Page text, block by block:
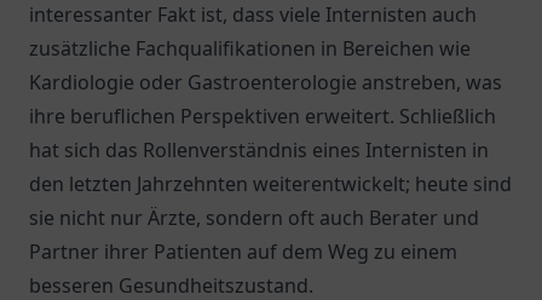
interessanter Fakt ist, dass viele Internisten auch
zusätzliche Fachqualifikationen in Bereichen wie
Kardiologie oder Gastroenterologie anstreben, was
ihre beruflichen Perspektiven erweitert. Schließlich
hat sich das Rollenverständnis eines Internisten in
den letzten Jahrzehnten weiterentwickelt; heute sind
sie nicht nur Ärzte, sondern oft auch Berater und
Partner ihrer Patienten auf dem Weg zu einem
besseren Gesundheitszustand.